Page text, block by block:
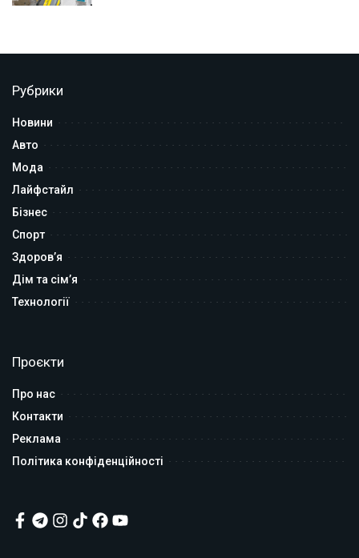
Рубрики
Новини
Авто
Мода
Лайфстайл
Бізнес
Спорт
Здоров’я
Дім та сім’я
Технології
Проєкти
Про нас
Контакти
Реклама
Політика конфіденційності